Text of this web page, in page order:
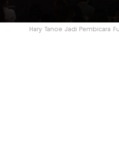
Hary Tanoe Jadi Pembicara